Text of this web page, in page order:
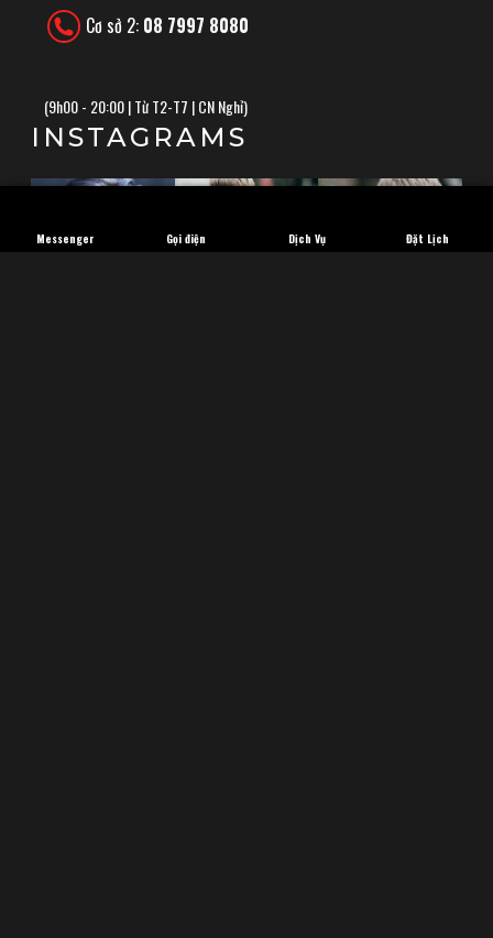
Cơ sở 2: 08 7997 8080
(9h00 - 20:00 | Từ T2-T7 | CN Nghỉ)
INSTAGRAMS
Đặt Lịch
Dịch Vụ
Gọi điện
Messenger